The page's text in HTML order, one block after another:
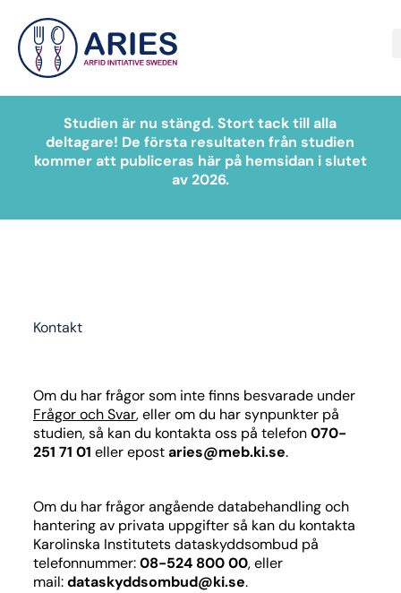
Studien är nu stängd. Stort tack till alla
deltagare! De första resultaten från studien
kommer att publiceras här på hemsidan i slutet
av 2026.
Kontakt
Om du har frågor som inte finns besvarade under
Frågor och Svar, eller om du har synpunkter på
studien, så kan du kontakta oss på telefon070-
251 71 01 eller epostaries@meb.ki.se.
Om du har frågor angående databehandling och
hantering av privata uppgifter så kan du kontakta
Karolinska Institutets dataskyddsombud på
telefonnummer:08-524 800 00, eller
mail:dataskyddsombud@ki.se.